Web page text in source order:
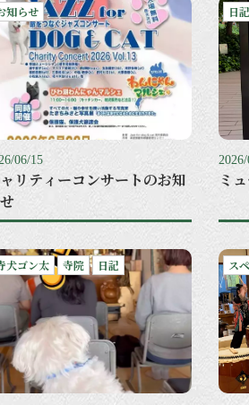
知らせ
06/15
リティーコンサートのお知
日記
ミ
犬ゴン太 寺院 日記 ス